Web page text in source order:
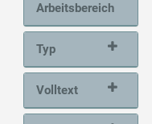
Arbeitsbereich
Typ
Volltext